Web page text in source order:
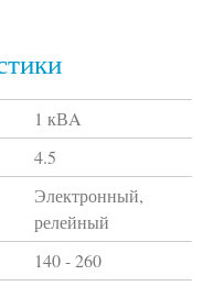
1 кВA
4.5
Электронный,
релейный
140 - 260